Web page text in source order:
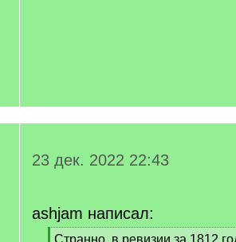
23 дек. 2022 22:43
ashjam написал:
[Странно, в ревизии за 1812